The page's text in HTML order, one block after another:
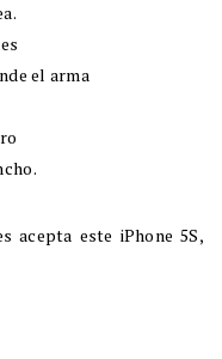
el arma
acepta este iPhone 5S,